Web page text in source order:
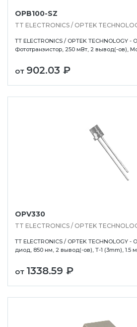
OPB100-SZ
TT ELECTRONICS / OPTEK
TT ELECTRONICS / OPTEK TECHNOLOGY -
Фототранзистор, 250 мВт, 2 вывод(-ов),
от 902.03 ₽
OPV330
TT ELECTRONICS / OPTEK
TT ELECTRONICS / OPTEK TECHNOLOGY
диод, 850 нм, 2 вывод(-ов), T-1 (3mm), 1.5
от 1338.59 ₽